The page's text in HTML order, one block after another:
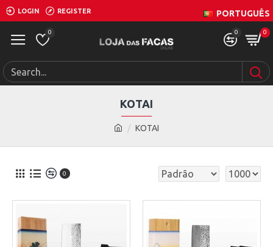
LOGIN REGISTER PORTUGUÊS
0 0 0
KOTAI
KOTAI
0